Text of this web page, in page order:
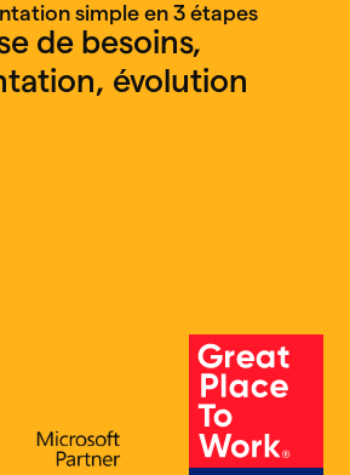
simple en 3 étapes
de besoins,
évolution
Microsoft Great